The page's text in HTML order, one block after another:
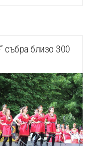
събра близо 300